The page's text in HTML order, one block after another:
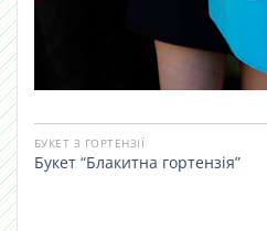
БУКЕТ З ГОРТЕНЗІЇ
Букет “Блакитна гортензія”